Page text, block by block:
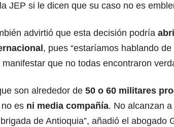
JEP si le dicen que su caso no es
advirtió que esta decisión podría
, pues “estaríamos hablando
que no todas encontraron
son alrededor de 50 o 60 militares
es ni media compañía. No alcanzan
de Antioquia”, añadió el abogado